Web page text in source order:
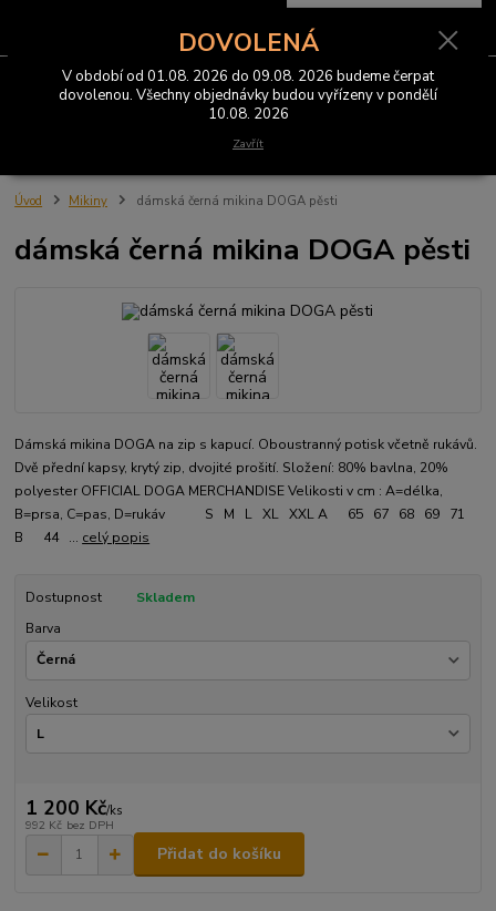
Menu
0 Kč
Úvod Mikiny dámská černá mikina DOGA pěsti
dámská černá mikina DOGA pěsti
Dámská mikina DOGA na zip s kapucí. Oboustranný potisk včetně rukávů.
Dvě přední kapsy, krytý zip, dvojité prošití. Složení: 80% bavlna, 20%
polyester OFFICIAL DOGA MERCHANDISE Velikosti v cm : A=délka,
B=prsa, C=pas, D=rukáv S M L XL XXL A 65 67 68 69 71
B 44 ... celý popis
Dostupnost
Skladem
Barva
Velikost
1 200 Kč/ks
992 Kč bez DPH
Přidat do košíku
DOVOLENÁ
V období od 01.08. 2026 do 09.08. 2026 budeme čerpat
dovolenou. Všechny objednávky budou vyřízeny v pondělí
10.08. 2026
Zavřít